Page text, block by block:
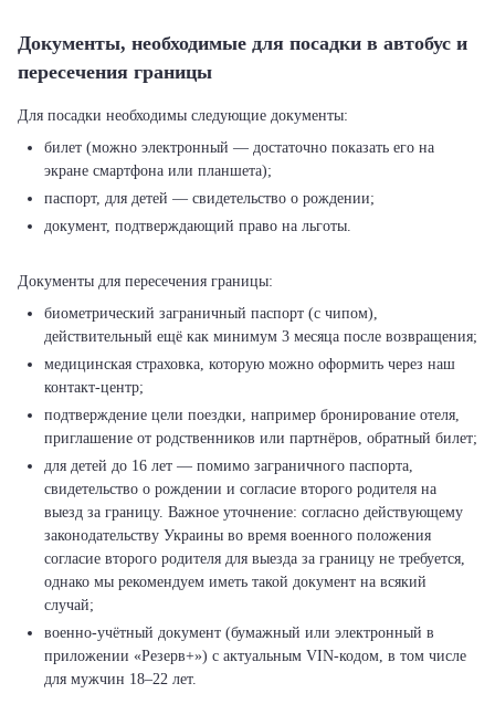
Документы, необходимые для посадки в автобус и
пересечения границы
билет (можно электронный — достаточно показать его на
экране смартфона или планшета);
паспорт, для детей — свидетельство о рождении;
документ, подтверждающий право на льготы.
биометрический заграничный паспорт (с чипом),
действительный ещё как минимум 3 месяца после возвращения;
медицинская страховка, которую можно оформить через наш
контакт-центр;
подтверждение цели поездки, например бронирование отеля,
приглашение от родственников или партнёров, обратный билет;
для детей до 16 лет — помимо заграничного паспорта,
свидетельство о рождении и согласие второго родителя на
выезд за границу. Важное уточнение: согласно действующему
законодательству Украины во время военного положения
согласие второго родителя для выезда за границу не требуется,
однако мы рекомендуем иметь такой документ на всякий
случай;
военно-учётный документ (бумажный или электронный в
приложении «Резерв+») с актуальным VIN-кодом, в том числе
для мужчин 18–22 лет.